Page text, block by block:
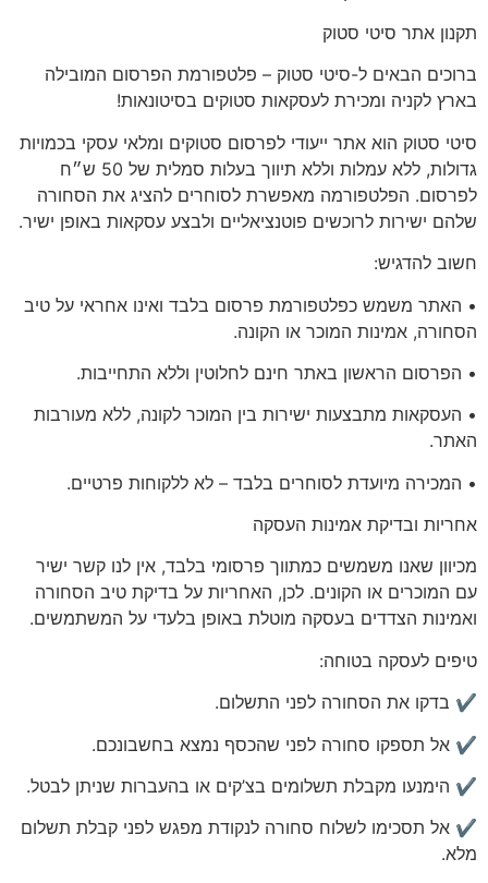
תקנון אתר סיטי סטוק
ברוכים הבאים ל-סיטי סטוק – פלטפורמת הפרסום המובילה
בארץ לקניה ומכירת לעסקאות סטוקים בסיטונאות!
סיטי סטוק הוא אתר ייעודי לפרסום סטוקים ומלאי עסקי בכמויות
גדולות, ללא עמלות וללא תיווך בעלות סמלית של 50 ש״ח
לפרסום. הפלטפורמה מאפשרת לסוחרים להציג את הסחורה
שלהם ישירות לרוכשים פוטנציאליים ולבצע עסקאות באופן ישיר.
חשוב להדגיש:
• האתר משמש כפלטפורמת פרסום בלבד ואינו אחראי על טיב
הסחורה, אמינות המוכר או הקונה.
• הפרסום הראשון באתר חינם לחלוטין וללא התחייבות.
• העסקאות מתבצעות ישירות בין המוכר לקונה, ללא מעורבות
האתר.
• המכירה מיועדת לסוחרים בלבד – לא ללקוחות פרטיים.
אחריות ובדיקת אמינות העסקה
מכיוון שאנו משמשים כמתווך פרסומי בלבד, אין לנו קשר ישיר
עם המוכרים או הקונים. לכן, האחריות על בדיקת טיב הסחורה
ואמינות הצדדים בעסקה מוטלת באופן בלעדי על המשתמשים.
טיפים לעסקה בטוחה:
✔️ בדקו את הסחורה לפני התשלום.
✔️ אל תספקו סחורה לפני שהכסף נמצא בחשבונכם.
✔️ הימנעו מקבלת תשלומים בצ’קים או בהעברות שניתן לבטל.
✔️ אל תסכימו לשלוח סחורה לנקודת מפגש לפני קבלת תשלום
מלא.